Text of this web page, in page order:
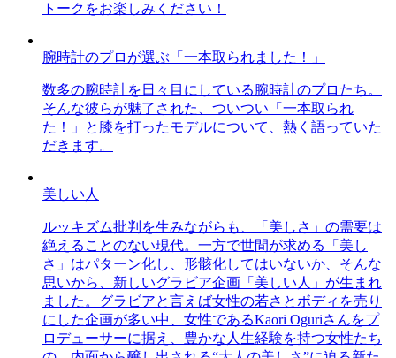
トークをお楽しみください！
腕時計のプロが選ぶ「一本取られました！」
数多の腕時計を日々目にしている腕時計のプロたち。
そんな彼らが魅了された、ついつい「一本取られ
た！」と膝を打ったモデルについて、熱く語っていた
だきます。
美しい人
ルッキズム批判を生みながらも、「美しさ」の需要は
絶えることのない現代。一方で世間が求める「美し
さ」はパターン化し、形骸化してはいないか、そんな
思いから、新しいグラビア企画「美しい人」が生まれ
ました。グラビアと言えば女性の若さとボディを売り
にした企画が多い中、女性であるKaori Oguriさんをプ
ロデューサーに据え、豊かな人生経験を持つ女性たち